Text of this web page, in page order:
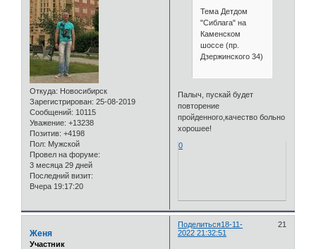
Откуда: Новосибирск
Зарегистрирован: 25-08-2019
Сообщений: 10115
Уважение: +13238
Позитив: +4198
Пол: Мужской
Провел на форуме:
3 месяца 29 дней
Последний визит:
Вчера 19:17:20
Тема Детдом
"Сиблага" на
Каменском
шоссе (пр.
Дзержинского 34)
Палыч, пускай будет
повторение
пройденного,качество больно
хорошее!
0
Поделиться 21
18-11-
2022 21:32:51
Женя
Участник